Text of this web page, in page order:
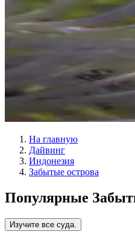
На главную
Дайвинг
Индонезия
Забытые острова
Популярные
Изучите все суда.